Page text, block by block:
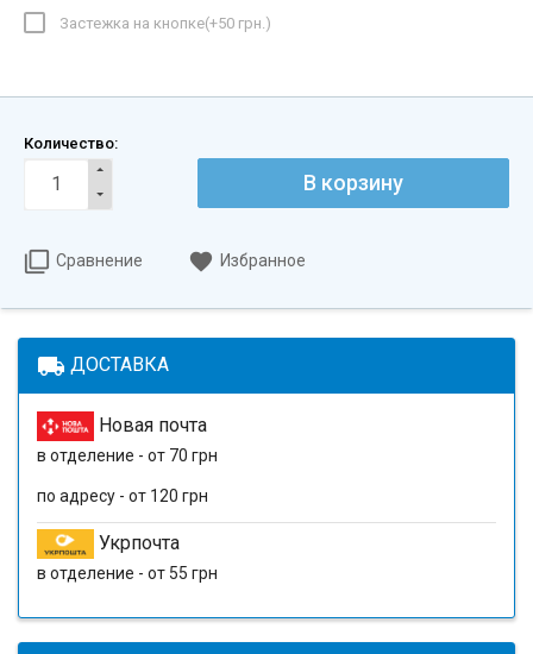
Застежка на кнопке(+50 грн. )
Количество:
В корзину
Сравнение Избранное
local_shipping ДОСТАВКА
Новая почта
в отделение - от 70 грн
по адресу - от 120 грн
Укрпочта
в отделение - от 55 грн